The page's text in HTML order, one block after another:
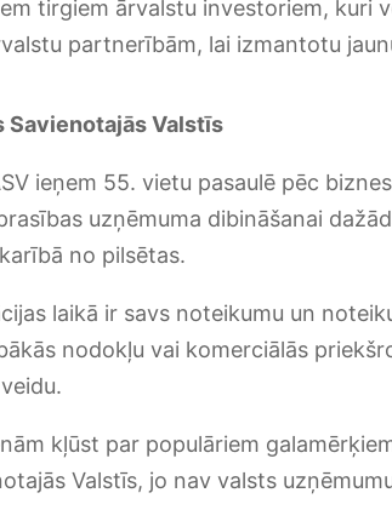
tirgiem ārvalstu investoriem, kuri
partnerībām, lai izmantotu
Savienotajās Valstīs
ieņem 55. vietu pasaulē pēc
uzņēmuma dibināšanai
no pilsētas.
laikā ir savs noteikumu un
nodokļu vai komerciālās
kļūst par populāriem
Valstīs, jo nav valsts